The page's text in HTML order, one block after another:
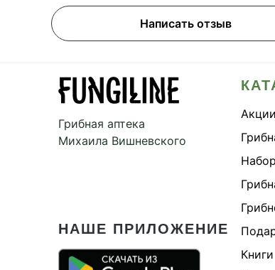
Написать отзыв
Грибная аптека
Михаила Вишневского
НАШЕ ПРИЛОЖЕНИЕ
Акции
Книги